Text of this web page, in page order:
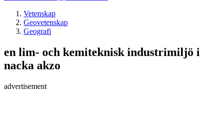
Vetenskap
Geovetenskap
Geografi
en lim- och kemiteknisk industrimiljö i
nacka akzo
advertisement